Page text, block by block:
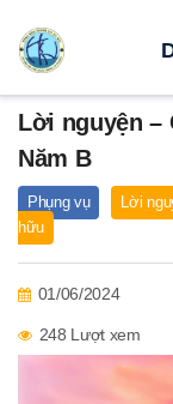
Lời nguyện –
Năm B
Phụng vụ Lời
hữu
01/06/2024
248 Lượt xem